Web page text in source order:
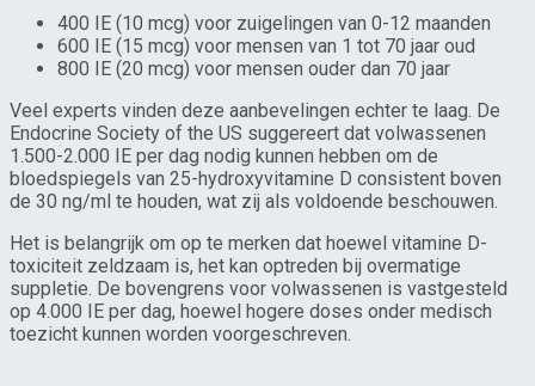
400 IE (10 mcg) voor zuigelingen van 0-12 maanden
600 IE (15 mcg) voor mensen van 1 tot 70 jaar oud
800 IE (20 mcg) voor mensen ouder dan 70 jaar
Veel experts vinden deze aanbevelingen echter te laag. De
Endocrine Society of the US suggereert dat volwassenen
1.500-2.000 IE per dag nodig kunnen hebben om de
bloedspiegels van 25-hydroxyvitamine D consistent boven
de 30 ng/ml te houden, wat zij als voldoende beschouwen.
Het is belangrijk om op te merken dat hoewel vitamine D-
toxiciteit zeldzaam is, het kan optreden bij overmatige
suppletie. De bovengrens voor volwassenen is vastgesteld
op 4.000 IE per dag, hoewel hogere doses onder medisch
toezicht kunnen worden voorgeschreven.